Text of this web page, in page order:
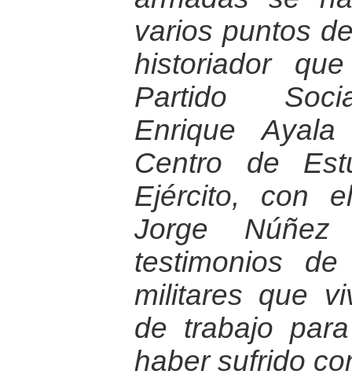
varios puntos
historiador
Partido
Enrique
Centro de
Ejército, con
Jorge
testimonios
militares que
de trabajo
haber sufrido